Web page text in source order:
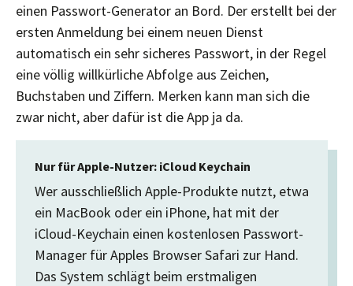
einen Passwort-Generator an Bord. Der erstellt bei der
ersten Anmeldung bei einem neuen Dienst
automatisch ein sehr sicheres Passwort, in der Regel
eine völlig willkürliche Abfolge aus Zeichen,
Buchstaben und Ziffern. Merken kann man sich die
zwar nicht, aber dafür ist die App ja da.
Nur für Apple-Nutzer: iCloud Keychain​
Wer ausschließlich Apple-Produkte nutzt, etwa
ein MacBook oder ein iPhone, hat mit der
iCloud-Keychain einen kostenlosen Passwort-
Manager für Apples Browser Safari zur Hand.
Das System schlägt beim erstmaligen